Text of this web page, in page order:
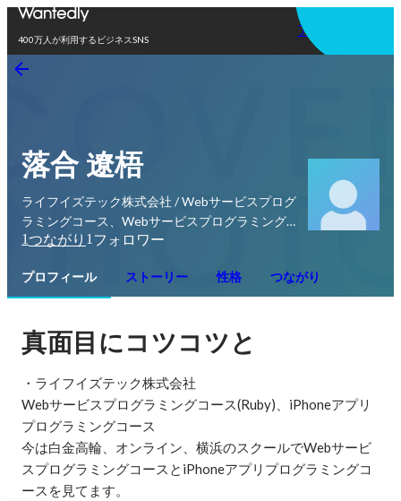
400万人が利用するビジネスSNS
アプリを使う
落合 遼梧
ライフイズテック株式会社 / Webサービスプログ
ラミングコース、Webサービスプログラミング
コースカリキュラム、iPhoneアプリプログラミ
クト
1つながり 1 フォロワー
プロフィール ストーリー 性格 つながり
真面目にコツコツと
・ライフイズテック株式会社
Webサービスプログラミングコース(Ruby)、iPhoneアプリ
プログラミングコース
今は白金高輪、オンライン、横浜のスクールでWebサービ
スプログラミングコースとiPhoneアプリプログラミングコ
ースを見てます。